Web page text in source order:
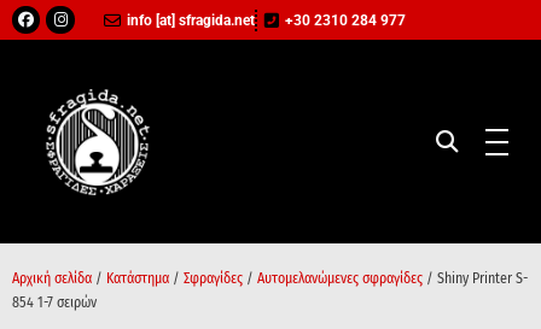
Μετάβαση
στο
FacebookInstagraminfo [at] sfragida.net +30 2310 284 977
Αρχική σελίδα / Κατάστημα / Σφραγίδες / Αυτομελανώμενες σφραγίδες / Shiny Printer S-
854 1-7 σειρών